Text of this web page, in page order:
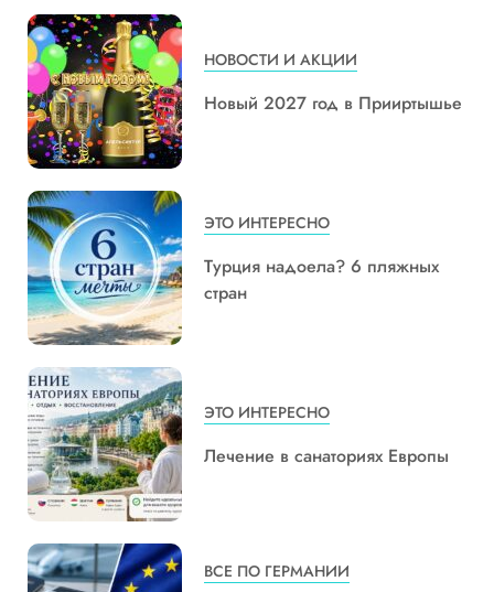
НОВОСТИ И АКЦИИ
Новый 2027 год в Прииртышье
ЭТО ИНТЕРЕСНО
Турция надоела? 6 пляжных
стран
ЭТО ИНТЕРЕСНО
Лечение в санаториях Европы
ВСЕ ПО ГЕРМАНИИ